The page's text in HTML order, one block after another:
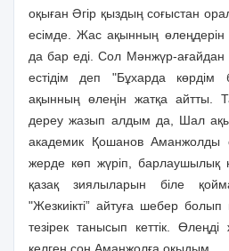
оқыған Әгiр қыздың соғыстан
есiмде. Жас ақынның өлеңдерiн
да бар едi. Сол Мәнжүр-ағайдан
естiдiм деп "Бұхарда
ақынның өлеңiн жатқа айтты.
дереу жазып алдым да, Шал
академик Қошанов Аманжолды
жерде көп жүрiп, барлаушылық
қазақ зиялыларын бiле
"Жезкиiктi” айтуға шебер
тезiрек танысып кеттiк.